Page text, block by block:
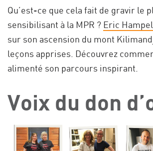
Qu’est-ce que cela fait de gravir le
sensibilisant à la MPR ? Eric
sur son ascension du mont
leçons apprises. Découvrez
alimenté son parcours inspirant.
Voix du don